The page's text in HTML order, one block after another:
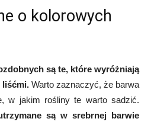
o kolorowych
są te, które wyróżniają
liśćmi. Warto zaznaczyć, że barwa
w jakim rośliny te warto sadzić.
są w srebrnej barwie